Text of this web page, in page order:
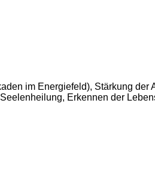
im Energiefeld), Stärkung
Erkennen der